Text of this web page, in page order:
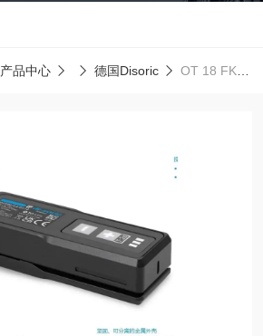
产品中心 德国Disoric OT 18 FKR 320 P3德国德森瑞 Disoric 传感器